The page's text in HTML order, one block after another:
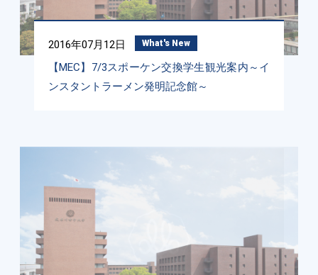
2016年07月12日 What's New
【MEC】7/3スポーケン交換学生観光案内～イ
ンスタントラーメン発明記念館～